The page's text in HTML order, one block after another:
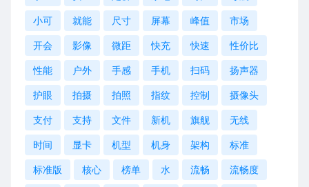
小可 就能 尺寸 屏幕 峰值 市场
开会 影像 微距 快充 快速 性价比
性能 户外 手感 手机 扫码 扬声器
护眼 拍摄 拍照 指纹 控制 摄像头
支付 支持 文件 新机 旗舰 无线
时间 显卡 机型 机身 架构 标准
标准版 核心 榜单 水 流畅 流畅度